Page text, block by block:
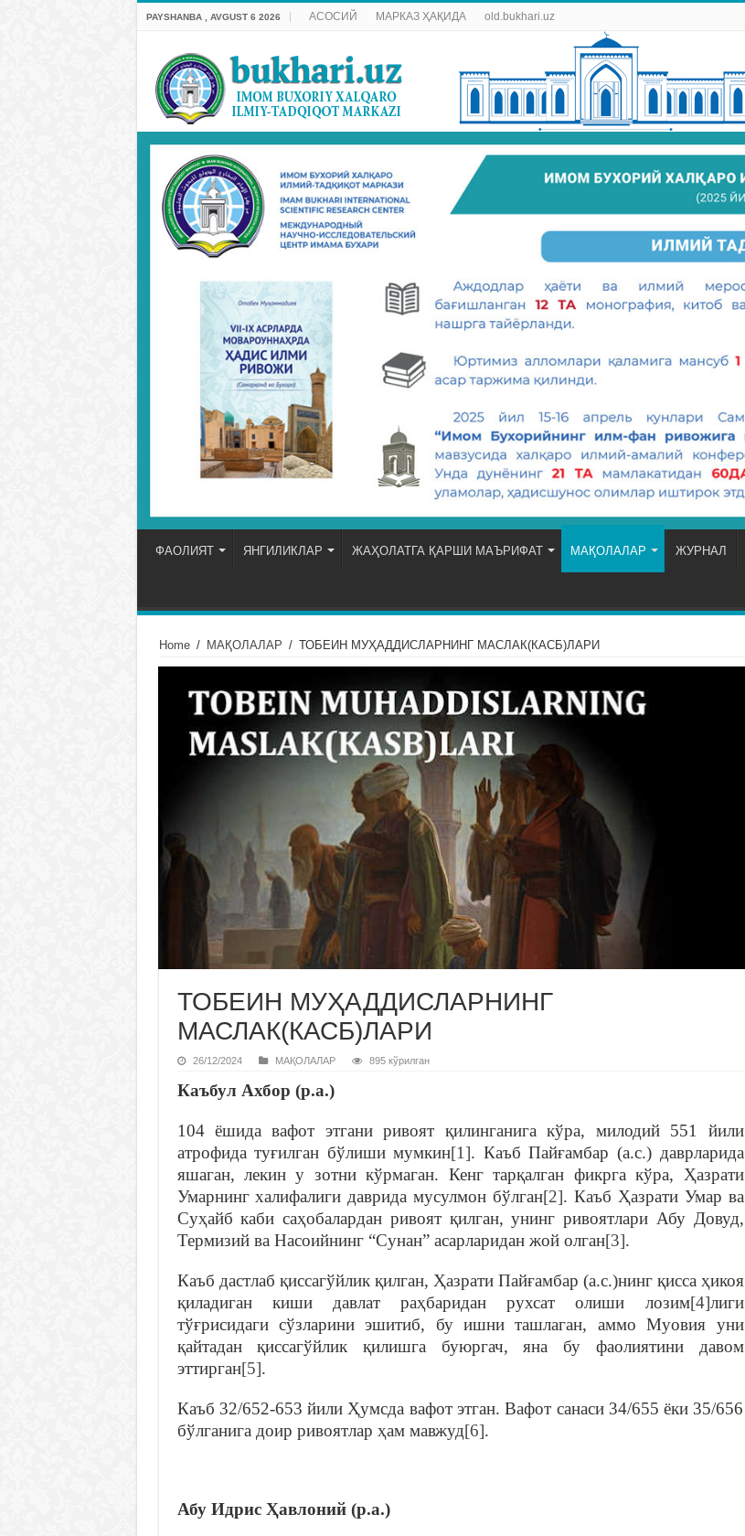
PAYSHANBA , AVGUST 6 2026 АСОСИЙ МАРКАЗ ҲАҚИДА old.bukhari.uz
ФАОЛИЯТ ЯНГИЛИКЛАР ЖАҲОЛАТГА ҚАРШИ МАЪРИФАТ МАҚОЛАЛАР ЖУРНАЛ
Home / МАҚОЛАЛАР / ТОБЕИН МУҲАДДИСЛАРНИНГ МАСЛАК(КАСБ)ЛАРИ
ТОБЕИН МУҲАДДИСЛАРНИНГ
МАСЛАК(КАСБ)ЛАРИ
26/12/2024 МАҚОЛАЛАР 895 кўрилган
Каъбул Ахбор (р.а.)
104 ёшида вафот этгани ривоят қилинганига кўра, милодий 551 йили
атрофида туғилган бўлиши мумкин[1]. Каъб Пайғамбар (а.с.) даврларида
яшаган, лекин у зотни кўрмаган. Кенг тарқалган фикрга кўра, Ҳазрати
Умарнинг халифалиги даврида мусулмон бўлган[2]. Каъб Ҳазрати Умар ва
Суҳайб каби саҳобалардан ривоят қилган, унинг ривоятлари Абу Довуд,
Термизий ва Насоийнинг “Сунан” асарларидан жой олган[3].
Каъб дастлаб қиссагўйлик қилган, Ҳазрати Пайғамбар (а.с.)нинг қисса ҳикоя
қиладиган киши давлат раҳбаридан рухсат олиши лозим[4]лиги
тўғрисидаги сўзларини эшитиб, бу ишни ташлаган, аммо Муовия уни
қайтадан қиссагўйлик қилишга буюргач, яна бу фаолиятини давом
эттирган[5].
Каъб 32/652-653 йили Ҳумсда вафот этган. Вафот санаси 34/655 ёки 35/656
бўлганига доир ривоятлар ҳам мавжуд[6].
Абу Идрис Ҳавлоний (р.а.)